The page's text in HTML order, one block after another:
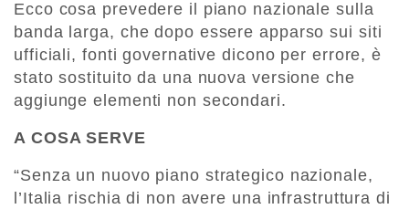
Ecco cosa prevedere il piano nazionale sulla
banda larga, che dopo essere apparso sui siti
ufficiali, fonti governative dicono per errore, è
stato sostituito da una nuova versione che
aggiunge elementi non secondari.
A COSA SERVE
“Senza un nuovo piano strategico nazionale,
l’Italia rischia di non avere una infrastruttura di